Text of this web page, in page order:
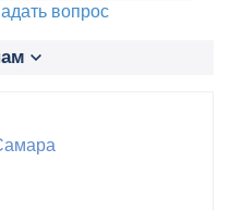
вопрос